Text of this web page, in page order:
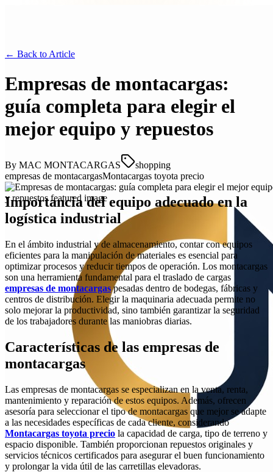
← Back to Article
Empresas de montacargas:
guía completa para elegir el
mejor equipo y repuestos
By MAC MONTACARGAS
shopping
empresas de montacargasMontacargas toyota precio
Importancia del equipo adecuado en la
logística industrial
En el ámbito industrial y de almacenamiento, contar con equipos
eficientes para la manipulación de materiales es esencial para
optimizar procesos y reducir tiempos de operación. Los montacargas
son una herramienta fundamental para el traslado de cargas
empresas de montacargaspesadas dentro de bodegas, fábricas y
centros de distribución. Elegir la maquinaria adecuada permite no
solo mejorar la productividad, sino también garantizar la seguridad
de los trabajadores durante las maniobras diarias.
Características de las empresas de
montacargas
Las empresas de montacargas se especializan en la venta, renta,
mantenimiento y reparación de estos equipos. Además, ofrecen
asesoría para seleccionar el tipo de montacargas que mejor se adapte
a las necesidades específicas de cada cliente, considerando
Montacargas toyota precio la capacidad de carga, tipo de terreno y
espacio disponible. También proporcionan repuestos originales y
servicios técnicos certificados para asegurar el buen funcionamiento
y prolongar la vida útil de las carretillas elevadoras.